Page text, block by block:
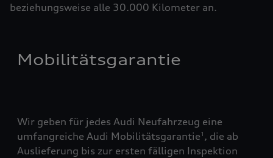
beziehungsweise alle 30.000 Kilometer an.
Mobilitätsgarantie
Wir geben für jedes Audi Neufahrzeug eine
umfangreiche Audi Mobilitätsgarantie1 , die ab
Auslieferung bis zur ersten fälligen Inspektion